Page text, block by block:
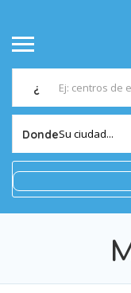
¿
DondeSu ciudad...